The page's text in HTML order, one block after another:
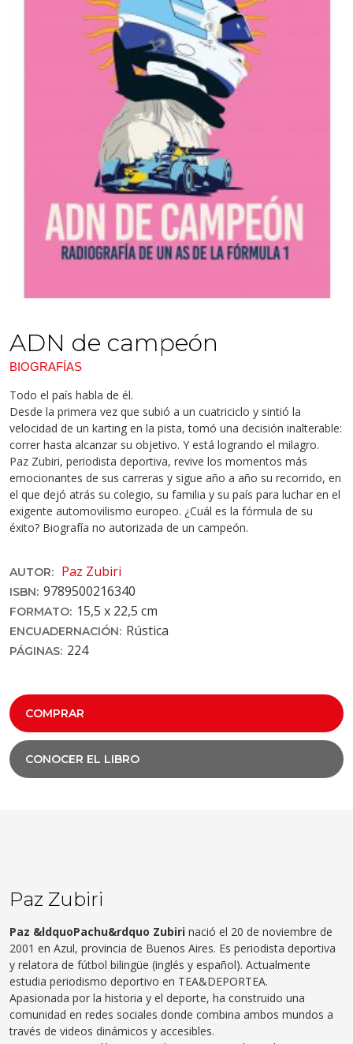
ADN de campeón
BIOGRAFÍAS
Todo el país habla de él.
Desde la primera vez que subió a un cuatriciclo y sintió la
velocidad de un karting en la pista, tomó una decisión inalterable:
correr hasta alcanzar su objetivo. Y está logrando el milagro.
Paz Zubiri, periodista deportiva, revive los momentos más
emocionantes de sus carreras y sigue año a año su recorrido, en
el que dejó atrás su colegio, su familia y su país para luchar en el
exigente automovilismo europeo. ¿Cuál es la fórmula de su
éxito? Biografía no autorizada de un campeón.
AUTOR: Paz Zubiri
ISBN: 9789500216340
FORMATO: 15,5 x 22,5 cm
ENCUADERNACIÓN: Rústica
PÁGINAS: 224
COMPRAR
CONOCER EL LIBRO
Paz Zubiri
Paz &ldquoPachu&rdquo Zubiri nació el 20 de noviembre de
2001 en Azul, provincia de Buenos Aires. Es periodista deportiva
y relatora de fútbol bilingüe (inglés y español). Actualmente
estudia periodismo deportivo en TEA&DEPORTEA.
Apasionada por la historia y el deporte, ha construido una
comunidad en redes sociales donde combina ambos mundos a
través de videos dinámicos y accesibles.